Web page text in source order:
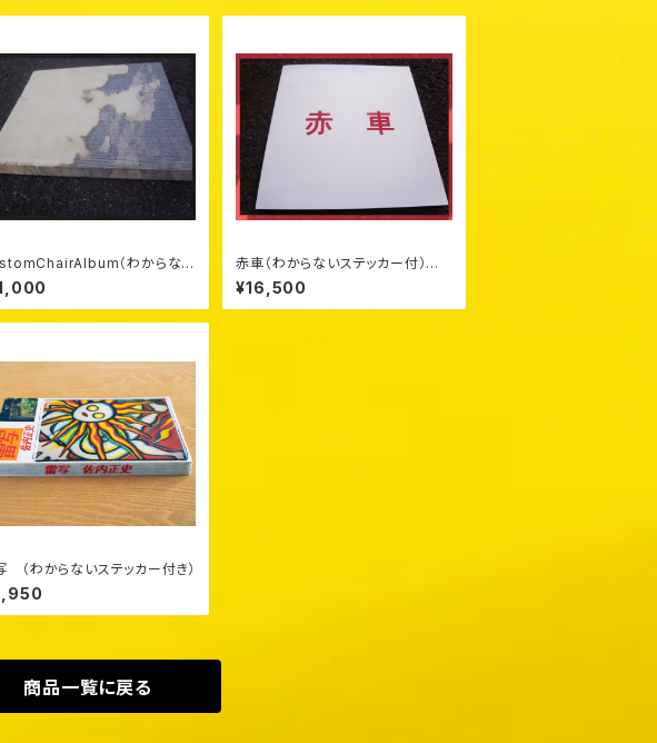
（わからない
カー付）
赤車（わからないステッカー付）
¥16,500
（わからないステッカー付き）
商品一覧に戻る